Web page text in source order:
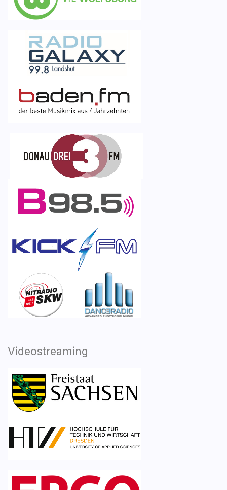
Videostreaming